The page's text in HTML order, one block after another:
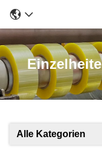
Alle Kategorien